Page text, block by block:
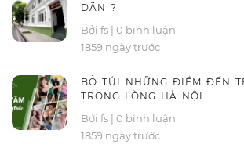
DẪN ?
Bởi fs | 0 bình luận
1859 ngày trước
BỎ TÚI NHỮNG ĐIỂM ĐẾN
TRONG LÒNG HÀ NỘI
Bởi fs | 0 bình luận
1859 ngày trước